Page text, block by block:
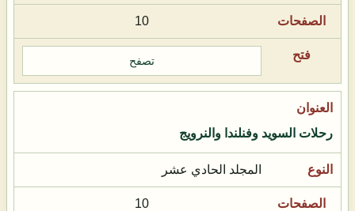
10
تصفح
رحلات السويد وفنلندا والنرويج
المجلد الحادي عشر
10